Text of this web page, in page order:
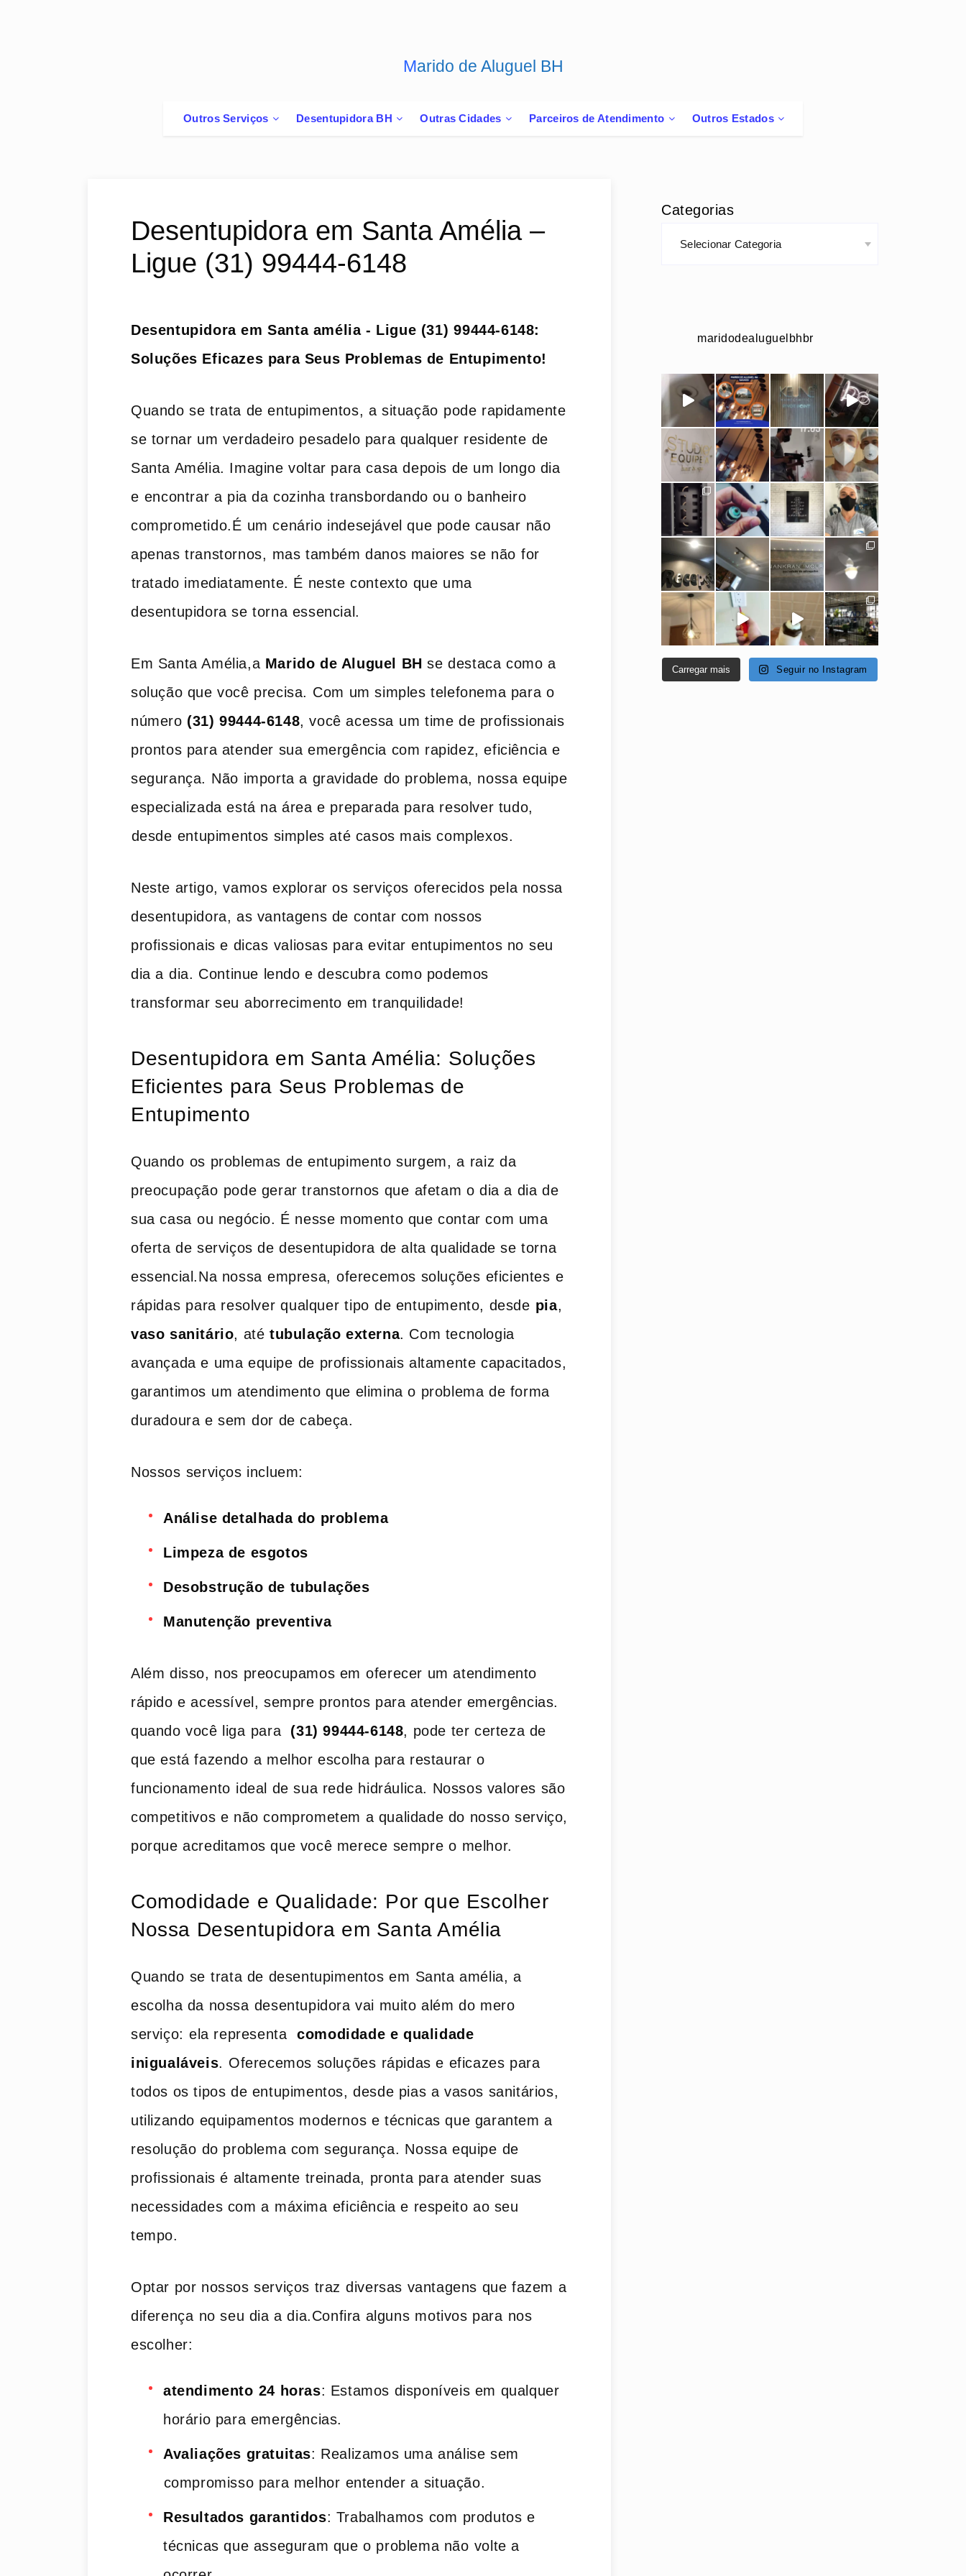
Marido de Aluguel BH
Outros Serviços Desentupidora BH Outras Cidades Parceiros de Atendimento Outros Estados
Desentupidora em Santa Amélia –
Ligue (31) 99444-6148
Desentupidora em Santa amélia ‍- Ligue (31)⁢ 99444-6148:
Soluções ‍Eficazes para Seus ‌Problemas de Entupimento!
Quando se trata de entupimentos, a situação⁢ pode rapidamente
se tornar um verdadeiro ​pesadelo para qualquer residente⁣ de​
Santa Amélia. Imagine voltar para casa depois de um‌ longo dia
‌e⁣ encontrar a pia da cozinha transbordando ​ou o banheiro
comprometido.É ⁤um cenário indesejável que pode causar⁣ não
apenas transtornos,⁣ mas também danos maiores ⁣se não ⁤for
⁢tratado imediatamente. É neste contexto ‍que‍ uma
desentupidora se torna essencial.
Em Santa Amélia,a Marido de Aluguel BH se destaca como a
solução que você precisa.⁢ Com ‌um‌ simples telefonema​ para o
número (31) 99444-6148, ‌você ‌acessa⁢ um time de profissionais
prontos para atender sua emergência ‌com rapidez, eficiência‌ e
segurança. ⁣Não ​importa a gravidade do problema, nossa ‍equipe
especializada está na área e preparada para resolver tudo,
⁤desde⁢ entupimentos simples até casos mais complexos.
Neste‍ artigo, vamos explorar os‍ serviços ⁢oferecidos pela nossa
desentupidora, as vantagens ‍de contar com ‍nossos
profissionais e dicas ⁤valiosas para ​evitar⁢ entupimentos no⁤ seu
dia a⁤ dia. Continue lendo e descubra como podemos
transformar seu⁢ aborrecimento em tranquilidade!
Desentupidora em Santa Amélia: Soluções
Eficientes‍ para ‍Seus⁣ Problemas de
‍Entupimento
Quando⁤ os problemas ⁣de entupimento ‌surgem, a⁤ raiz⁤ da
preocupação⁢ pode gerar transtornos que ⁤afetam o dia a dia‍ de
sua​ casa⁣ ou ‍negócio. É​ nesse momento‍ que contar com uma ​
oferta de serviços‌ de desentupidora de alta qualidade se torna
essencial.Na nossa ⁢empresa, ⁤oferecemos soluções⁣ eficientes ⁤e
rápidas⁤ para resolver⁤ qualquer⁤ tipo⁣ de entupimento, desde⁤ pia,
vaso sanitário, atétubulação externa. Com tecnologia
avançada e uma equipe⁣ de profissionais altamente capacitados,
‌garantimos ⁢um‍ atendimento que elimina o problema ‍de forma
duradoura e sem⁢ dor de cabeça.
Nossos⁣ serviços incluem:
Análise detalhada do problema
Limpeza de esgotos
Desobstrução de tubulações
Manutenção ‌preventiva
Além disso, nos preocupamos em ⁢oferecer um atendimento
rápido e acessível, sempre prontos para atender emergências.
quando você liga ⁣para ​ (31) 99444-6148, pode ter certeza de
‍que está fazendo ⁤a melhor escolha para restaurar o
funcionamento⁣ ideal de sua rede ⁤hidráulica. Nossos valores são
​competitivos e não comprometem ​a ‍qualidade do nosso serviço,
porque‌ acreditamos que você merece ⁣sempre o ⁢melhor.
Comodidade e ​Qualidade:⁢ Por que Escolher⁢
Nossa Desentupidora em Santa Amélia
Quando⁢ se⁣ trata de desentupimentos em ⁣Santa‌ amélia,‍ a
escolha da nossa⁣ desentupidora vai muito além ‌do ‍mero
serviço: ⁤ela representa ⁤comodidade e qualidade
inigualáveis. ⁣Oferecemos soluções ⁤rápidas ​e eficazes para
todos os tipos de entupimentos, desde pias a‌ vasos sanitários,
utilizando equipamentos modernos e técnicas que​ garantem a
resolução ⁢do problema com segurança. ⁢Nossa equipe ⁤de
profissionais é​ altamente treinada,‍ pronta para atender ‌suas
necessidades com a ⁤máxima⁣ eficiência e respeito ao seu
tempo.
Optar ‌por nossos‍ serviços traz⁤ diversas vantagens que fazem a
diferença ⁤no seu dia a dia.Confira ​alguns⁣ motivos para ⁢nos
escolher:
atendimento ⁢24 horas: Estamos disponíveis‍ em qualquer
horário para emergências.
Avaliações gratuitas: Realizamos ‌uma análise sem
⁢compromisso para melhor⁣ entender a ⁣situação.
Resultados garantidos: Trabalhamos ⁤com ⁢produtos e
‍técnicas‌ que asseguram‍ que o problema não⁣ volte a
Categorias
maridodealuguelbhbr
Carregar mais Seguir no Instagram